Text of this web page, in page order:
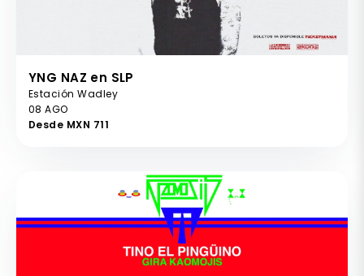
YNG NAZ en SLP
Estación Wadley
08 AGO
Desde MXN 711